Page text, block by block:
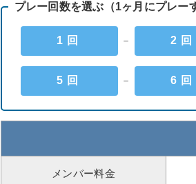
プレー回数を選ぶ（1ヶ月にプレ
1回 － 2
5回 － 6
メンバー料金